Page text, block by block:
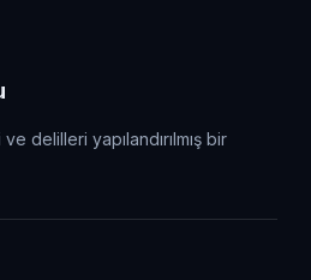
delilleri yapılandırılmış bir